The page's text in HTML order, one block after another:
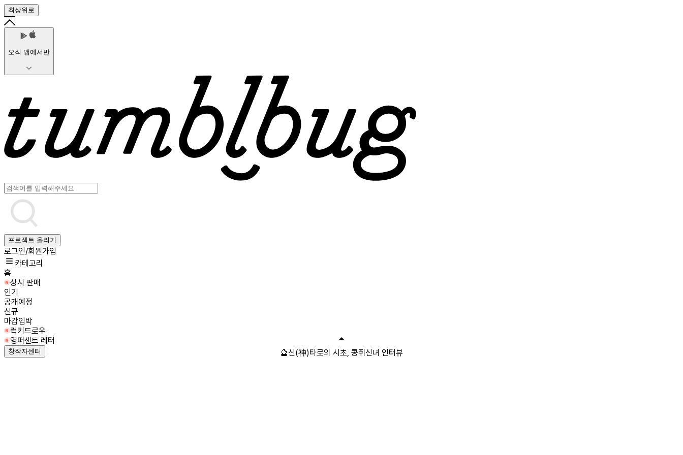
최상위로
오직 앱에서만
프로젝트 올리기
로그인/회원가입
카테고리
홈
상시 판매
인기
공개예정
신규
마감임박
럭키드로우
영퍼센트 레터
창작자센터 🔮신(神)타로의 시초, 콩쥐신녀 인터뷰